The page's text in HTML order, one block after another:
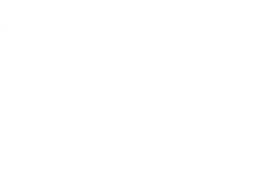
nesta sexta-feira